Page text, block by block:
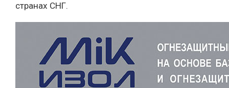
странах СНГ.